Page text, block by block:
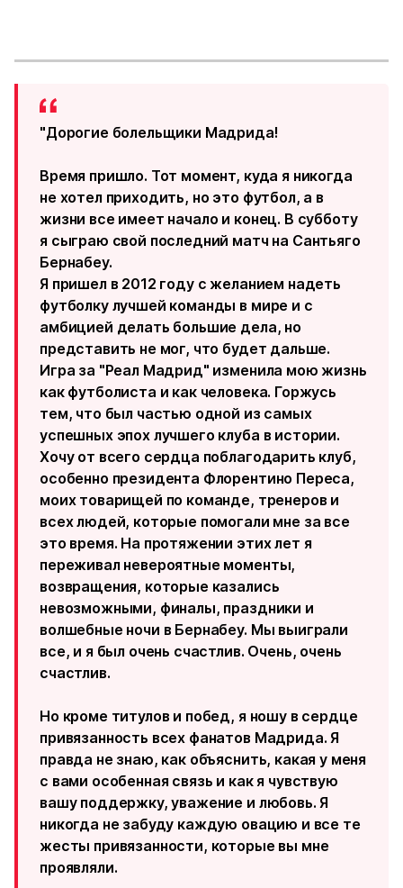
"Дорогие болельщики Мадрида!
Время пришло. Тот момент, куда я никогда
не хотел приходить, но это футбол, а в
жизни все имеет начало и конец. В субботу
я сыграю свой последний матч на Сантьяго
Бернабеу.
Я пришел в 2012 году с желанием надеть
футболку лучшей команды в мире и с
амбицией делать большие дела, но
представить не мог, что будет дальше.
Игра за "Реал Мадрид" изменила мою жизнь
как футболиста и как человека. Горжусь
тем, что был частью одной из самых
успешных эпох лучшего клуба в истории.
Хочу от всего сердца поблагодарить клуб,
особенно президента Флорентино Переса,
моих товарищей по команде, тренеров и
всех людей, которые помогали мне за все
это время. На протяжении этих лет я
переживал невероятные моменты,
возвращения, которые казались
невозможными, финалы, праздники и
волшебные ночи в Бернабеу. Мы выиграли
все, и я был очень счастлив. Очень, очень
счастлив.
Но кроме титулов и побед, я ношу в сердце
привязанность всех фанатов Мадрида. Я
правда не знаю, как объяснить, какая у меня
с вами особенная связь и как я чувствую
вашу поддержку, уважение и любовь. Я
никогда не забуду каждую овацию и все те
жесты привязанности, которые вы мне
проявляли.